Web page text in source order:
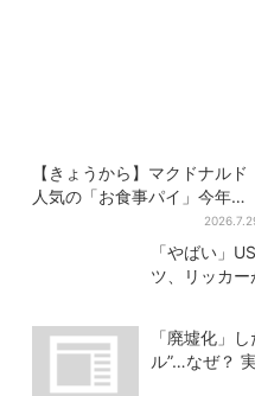
【きょうから】マクドナルド
人気の「お食事パイ」今年も
登場、熱々とろ～り夏限定メ
「やばい」
ツ、リッカ
「廃墟化」
ル”…なぜ？